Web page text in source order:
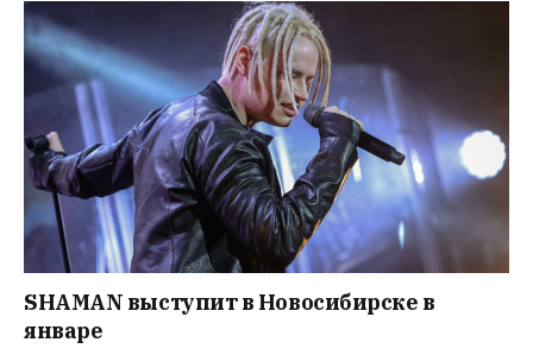
SHAMAN выступит в Новосибирске в
январе